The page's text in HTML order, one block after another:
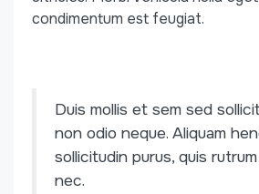
condimentum est feugiat.
Duis mollis et sem sed
non odio neque. Aliquam
sollicitudin purus, quis
nec.